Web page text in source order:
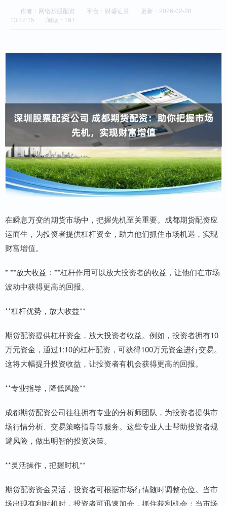
作者：网络炒股配资 平台：财盛证券
更新：2026-02-28
13:42:15
阅读：191
在瞬息万变的期货市场中，把握先机至关重要。成都期货配资应
运而生，为投资者提供杠杆资金，助力他们抓住市场机遇，实现
财富增值。
* **放大收益：**杠杆作用可以放大投资者的收益，让他们在市场
波动中获得更高的回报。
**杠杆优势，放大收益**
期货配资提供杠杆资金，放大投资者收益。例如，投资者拥有10
万元资金，通过1:10的杠杆配资，可获得100万元资金进行交易。
这将大幅提升投资收益，让投资者有机会获得更高的回报。
**专业指导，降低风险**
成都期货配资公司往往拥有专业的分析师团队，为投资者提供市
场行情分析、交易策略指导等服务。这些专业人士帮助投资者规
避风险，做出明智的投资决策。
**灵活操作，把握时机**
期货配资资金灵活，投资者可根据市场行情随时调整仓位。当市
场出现有利时机时，投资者可迅速加仓，抓住获利机会；当市场